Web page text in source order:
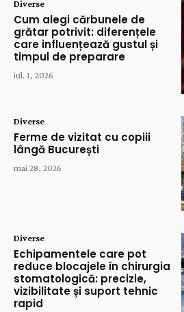
Diverse
Cum alegi cărbunele de
grătar potrivit: diferențele
care influențează gustul și
timpul de preparare
iul. 1, 2026
Diverse
Ferme de vizitat cu copiii
lângă București
mai 28, 2026
Diverse
Echipamentele care pot
reduce blocajele în chirurgia
stomatologică: precizie,
vizibilitate și suport tehnic
rapid